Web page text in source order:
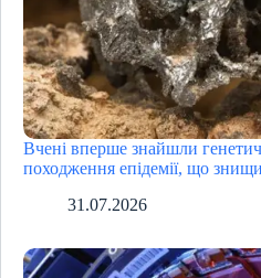
Вчені вперше знайшли
походження епідемії, що
31.07.2026